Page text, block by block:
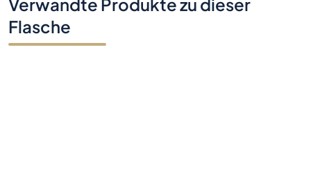
Verwandte Produkte zu dieser
Flasche